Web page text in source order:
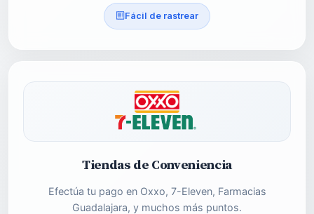
Fácil de rastrear
Tiendas de Conveniencia
Efectúa tu pago en Oxxo, 7-Eleven, Farmacias
Guadalajara, y muchos más puntos.